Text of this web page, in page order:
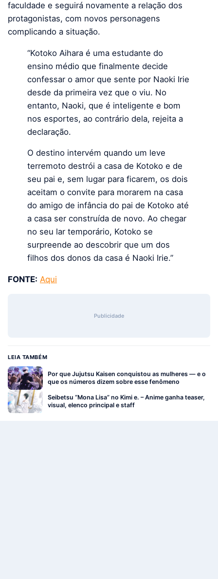
faculdade e seguirá novamente a relação dos
protagonistas, com novos personagens
complicando a situação.
“Kotoko Aihara é uma estudante do
ensino médio que finalmente decide
confessar o amor que sente por Naoki Irie
desde da primeira vez que o viu. No
entanto, Naoki, que é inteligente e bom
nos esportes, ao contrário dela, rejeita a
declaração.
O destino intervém quando um leve
terremoto destrói a casa de Kotoko e de
seu pai e, sem lugar para ficarem, os dois
aceitam o convite para morarem na casa
do amigo de infância do pai de Kotoko até
a casa ser construída de novo. Ao chegar
no seu lar temporário, Kotoko se
surpreende ao descobrir que um dos
filhos dos donos da casa é Naoki Irie.”
FONTE: Aqui
Publicidade
LEIA TAMBÉM
Por que Jujutsu Kaisen conquistou as mulheres — e o
que os números dizem sobre esse fenômeno
Seibetsu “Mona Lisa” no Kimi e. – Anime ganha teaser,
visual, elenco principal e staff